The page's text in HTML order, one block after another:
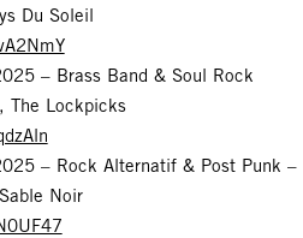
Du Soleil
– Brass Band & Soul Rock
The Lockpicks
– Rock Alternatif & Post Punk –
Noir